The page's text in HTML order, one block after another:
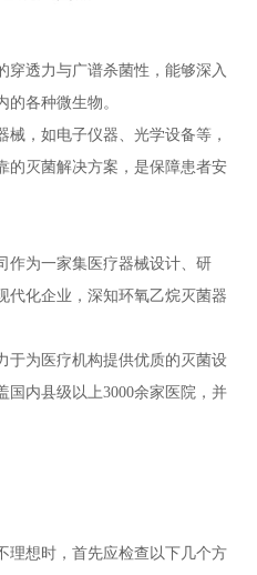
穿透力与广谱杀菌性，能够深入
各种微生物。
，如电子仪器、光学设备等，
的灭菌解决方案，是保障患者安
作为一家集医疗器械设计、研
代化企业，深知环氧乙烷灭菌器
于为医疗机构提供优质的灭菌设
国内县级以上3000余家医院，并
理想时，首先应检查以下几个方